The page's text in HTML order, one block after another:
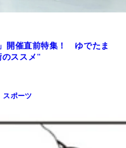
開催直前特集！ ゆでたま
のススメ"
スポーツ